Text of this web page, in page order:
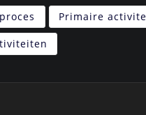
Primaire